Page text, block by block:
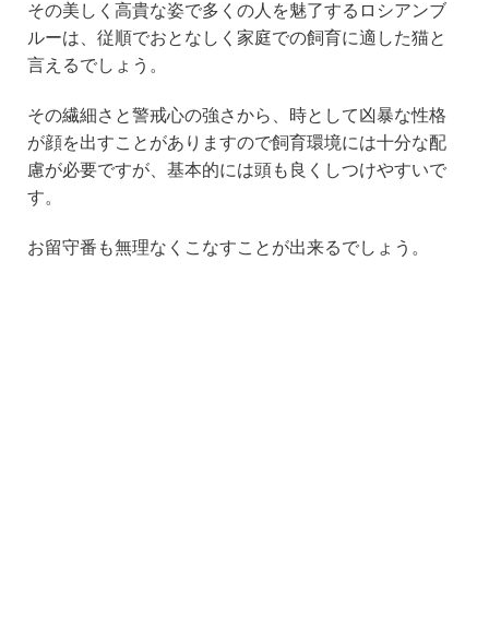
その美しく高貴な姿で多くの人を魅了するロシアンブ
ルーは、従順でおとなしく家庭での飼育に適した猫と
言えるでしょう。
その繊細さと警戒心の強さから、時として凶暴な性格
が顔を出すことがありますので飼育環境には十分な配
慮が必要ですが、基本的には頭も良くしつけやすいで
す。
お留守番も無理なくこなすことが出来るでしょう。